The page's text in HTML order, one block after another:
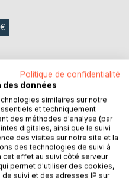
PANIER
Politique de confidentialité
données
similaires sur notre
et techniquement
des méthodes d'analyse (par
digitales, ainsi que le suivi
des visites sur notre site et la
des technologies de suivi à
cet effet au suivi côté serveur
permet d'utiliser des cookies,
suivi et des adresses IP sur